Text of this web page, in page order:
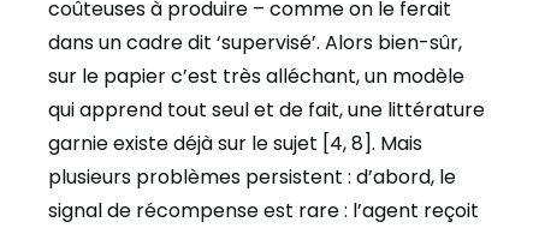
coûteuses à produire – comme on le ferait
dans un cadre dit ‘supervisé’. Alors bien-sûr,
sur le papier c’est très alléchant, un modèle
qui apprend tout seul et de fait, une littérature
garnie existe déjà sur le sujet [4, 8]. Mais
plusieurs problèmes persistent : d’abord, le
signal de récompense est rare : l’agent reçoit